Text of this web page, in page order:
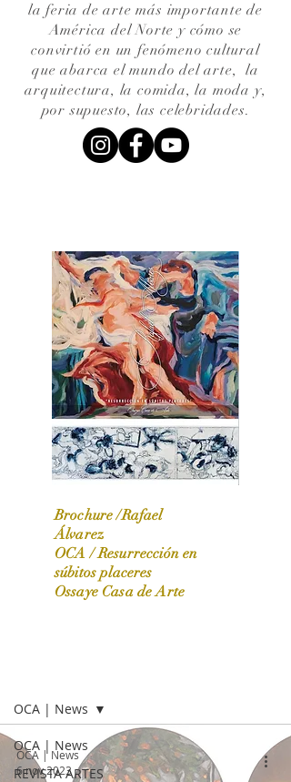
la feria de arte más importante de
América del Norte y cómo se
convirtió en un fenómeno cultural
que abarca el mundo del arte,la
arquitectura, la comida, la moda y,
por supuesto, las celebridades.
OCA|News 31 / Marzo-Abril / 2024
Brochure /Rafael
Álvarez
OCA /Resurrección en
súbitos placeres
Ossaye Casa de Arte
OCA | News
REVISTA ARTES
OCA | News
OCA | News
6 nov 2023